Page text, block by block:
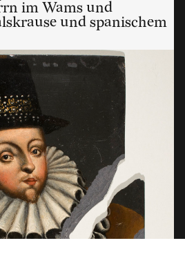
im Wams und
und spanischem